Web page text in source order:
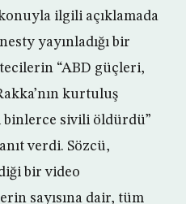
ilgili açıklamada
yayınladığı bir
“ABD güçleri,
kurtuluş
binlerce sivili öldürdü”
verdi. Sözcü,
bir video
sayısına dair, tüm